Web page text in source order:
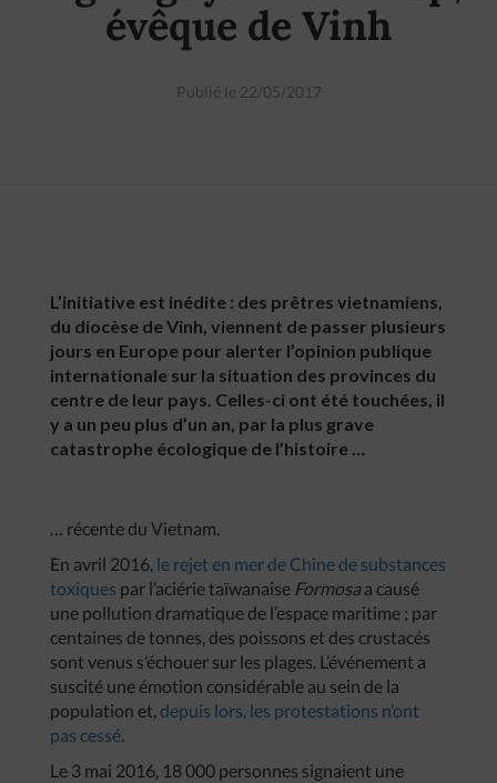
évêque de Vinh
Publié le 22/05/2017
L’initiative est inédite : des prêtres vietnamiens,
du diocèse de Vinh, viennent de passer plusieurs
jours en Europe pour alerter l’opinion publique
internationale sur la situation des provinces du
centre de leur pays. Celles-ci ont été touchées, il
y a un peu plus d’un an, par la plus grave
catastrophe écologique de l’histoire …
… récente du Vietnam.
En avril 2016, le rejet en mer de Chine de substances
toxiques par l’aciérie taïwanaise Formosaa causé
une pollution dramatique de l’espace maritime ; par
centaines de tonnes, des poissons et des crustacés
sont venus s’échouer sur les plages. L’événement a
suscité une émotion considérable au sein de la
population et, depuis lors, les protestations n’ont
pas cessé.
Le 3 mai 2016, 18 000 personnes signaient une